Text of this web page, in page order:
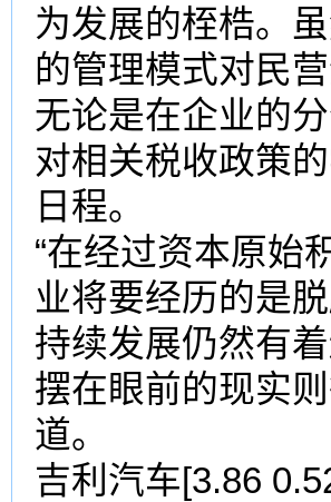
为发展的桎梏。
的管理模式对民
无论是在企业的
对相关税收政策
日程。
“在经过资本原始
业将要经历的是
持续发展仍然有
摆在眼前的现实
道。
吉利汽车[3.86